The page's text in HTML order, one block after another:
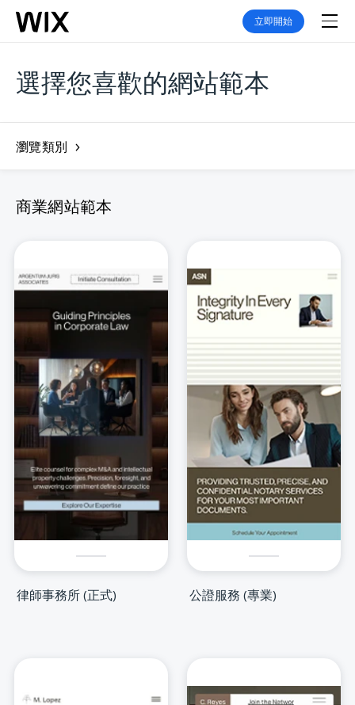
立即開始
選擇您喜歡的網站範本
瀏覽類別
商業網站範本
律師事務所 (正式) 公證服務 (專業)